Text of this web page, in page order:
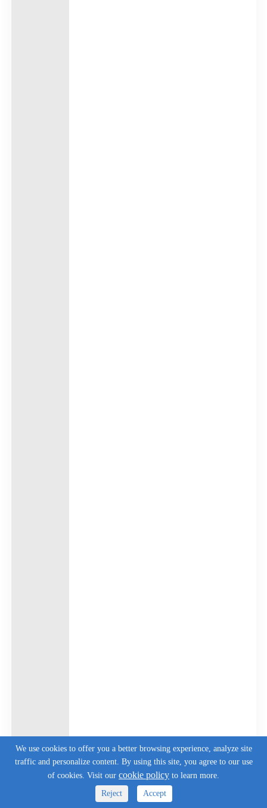
We use cookies to offer you a better browsing experience, analyze site
traffic and personalize content. By using this site, you agree to our use
of cookies. Visit our cookie policy to learn more.
Reject
Accept